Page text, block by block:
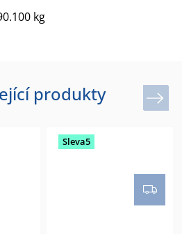
kg
produkty
Sleva5
Next